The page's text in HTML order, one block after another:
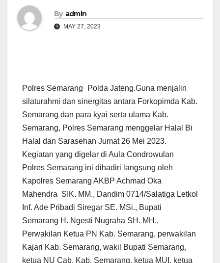
By admin
MAY 27, 2023
Polres Semarang_Polda Jateng.Guna menjalin
silaturahmi dan sinergitas antara Forkopimda Kab.
Semarang dan para kyai serta ulama Kab.
Semarang, Polres Semarang menggelar Halal Bi
Halal dan Sarasehan Jumat 26 Mei 2023.
Kegiatan yang digelar di Aula Condrowulan
Polres Semarang ini dihadiri langsung oleh
Kapolres Semarang AKBP Achmad Oka
Mahendra SIK. MM., Dandim 0714/Salatiga Letkol
Inf. Ade Pribadi Siregar SE. MSi., Bupati
Semarang H. Ngesti Nugraha SH. MH.,
Perwakilan Ketua PN Kab. Semarang, perwakilan
Kajari Kab. Semarang, wakil Bupati Semarang,
ketua NU Cab. Kab. Semarang, ketua MUI, ketua